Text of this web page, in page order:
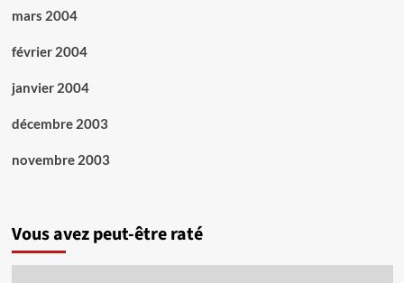
mars 2004
février 2004
janvier 2004
décembre 2003
novembre 2003
Vous avez peut-être raté